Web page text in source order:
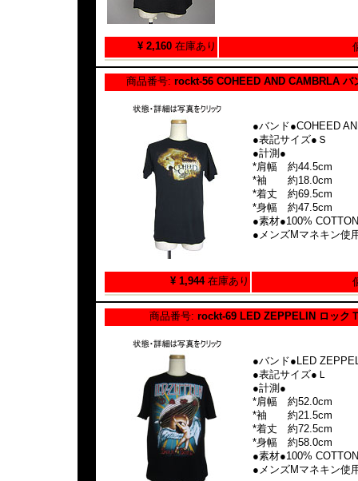
¥ 2,160 在庫あり
商品番号: rockt-56 COHEED AND CAMBRLA バ
●バンド●COHEED
●表記サイズ●Ｓ
●計測●
*肩幅 約44.5cm
*袖 約18.0cm
*着丈 約69.5cm
*身幅 約47.5cm
●素材●100% COTTON
●メンズMマネキン使
¥ 1,944 在庫あり
商品番号: rockt-69 LED ZEPPELIN ロック
●バンド●LED
●表記サイズ●Ｌ
●計測●
*肩幅 約52.0cm
*袖 約21.5cm
*着丈 約72.5cm
*身幅 約58.0cm
●素材●100% COTTON
●メンズMマネキン使